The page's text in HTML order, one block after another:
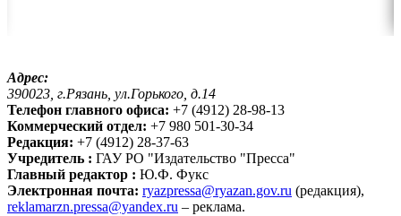
Адрес:
390023, г.Рязань, ул.Горького, д.14
Телефон главного офиса: +7 (4912) 28-98-13
Коммерческий отдел: +7 980 501-30-34
Редакция: +7 (4912) 28-37-63
Учредитель : ГАУ РО "Издательство "Пресса"
Главный редактор : Ю.Ф. Фукс
Электронная почта: ryazpressa@ryazan.gov.ru (редакция),
reklamarzn.pressa@yandex.ru – реклама.